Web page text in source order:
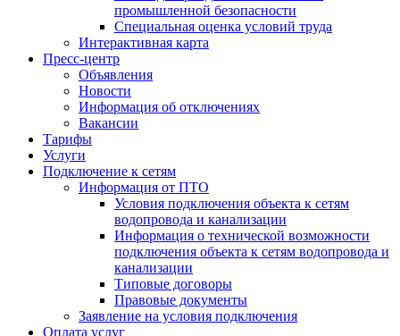
промышленной безопасности
Специальная оценка условий труда
Интерактивная карта
Пресс-центр
Объявления
Новости
Информация об отключениях
Вакансии
Тарифы
Услуги
Подключение к сетям
Информация от ПТО
Условия подключения объекта к сетям
водопровода и канализации
Информация о технической возможности
подключения объекта к сетям водопровода и
канализации
Типовые договоры
Правовые документы
Заявление на условия подключения
Оплата услуг